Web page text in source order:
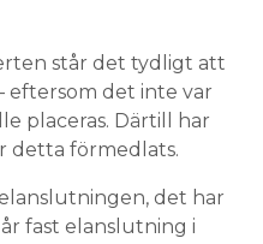
står det tydligt att
eftersom det inte var
placeras. Därtill har
detta förmedlats.
det har
fast elanslutning i